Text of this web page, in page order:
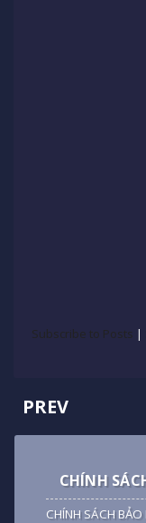
Subscribe to Posts |
PREV
CHÍNH
CHÍNH SÁCH